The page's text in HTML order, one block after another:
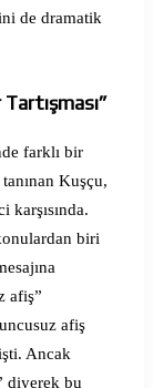
de dramatik
farklı bir
Kuşçu,
biri
afiş”
afiş
Ancak
diyerek bu